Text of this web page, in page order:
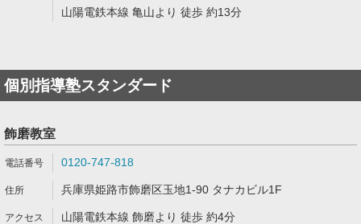
山陽電鉄本線 亀山より 徒歩 約13分
個別指導塾スタンダード
飾磨教室
0120-747-818
兵庫県姫路市飾磨区玉地1-90 タナカビル1F
山陽電鉄本線 飾磨より 徒歩 約4分